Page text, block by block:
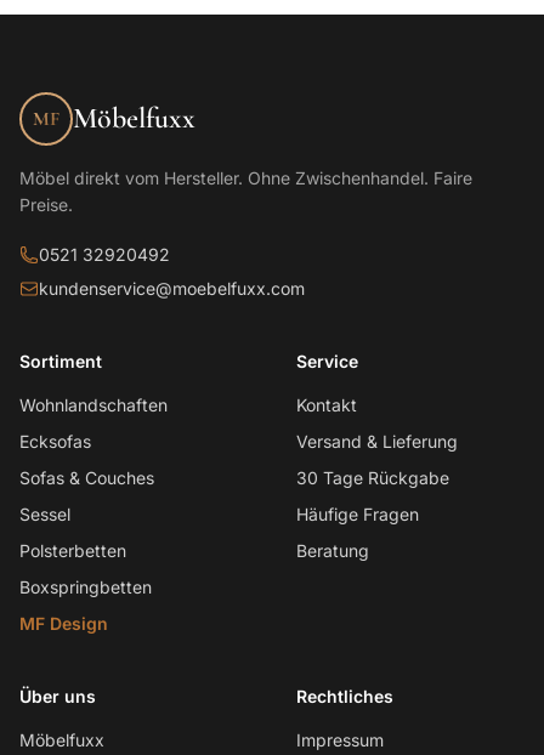
MF Möbelfuxx
Möbel direkt vom Hersteller. Ohne Zwischenhandel. Faire
Preise.
0521 32920492
kundenservice@moebelfuxx.com
Sortiment
Wohnlandschaften
Ecksofas
Sofas & Couches
Sessel
Polsterbetten
Boxspringbetten
MF Design
Service
Kontakt
Versand & Lieferung
30 Tage Rückgabe
Häufige Fragen
Beratung
Über uns
Möbelfuxx
Rechtliches
Impressum